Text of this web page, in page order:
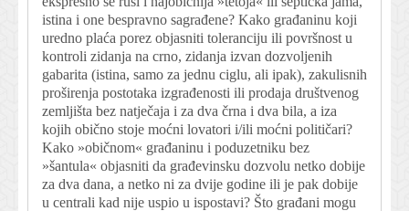
istina i one bespravno sagrađene? Kako građaninu koji
uredno plaća porez objasniti toleranciju ili površnost u
kontroli zidanja na crno, zidanja izvan dozvoljenih
gabarita (istina, samo za jednu ciglu, ali ipak), zakulisnih
proširenja postotaka izgrađenosti ili prodaja društvenog
zemljišta bez natječaja i za dva črna i dva bila, a iza
kojih obično stoje moćni lovatori i/ili moćni političari?
Kako »običnom« građaninu i poduzetniku bez
»šantula« objasniti da građevinsku dozvolu netko dobije
za dva dana, a netko ni za dvije godine ili je pak dobije
u centrali kad nije uspio u ispostavi? Što građani mogu